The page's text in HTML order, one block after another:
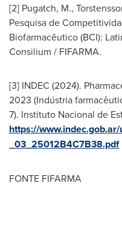
[2] Pugatch, M.,
Pesquisa de
Biofarmacêutico (BCI):
Consilium / FIFARMA.
[3] INDEC (2024).
2023 (Indústria
7). Instituto Nacional de
https://
_03_25012B4C7B38.pdf
FONTE FIFARMA